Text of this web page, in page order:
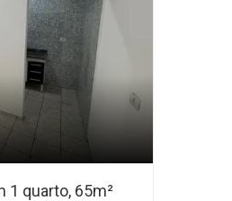
1 quarto, 65m²